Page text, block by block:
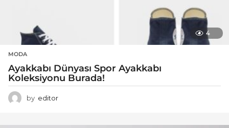
4
MODA
Ayakkabı Dünyası Spor Ayakkabı
Koleksiyonu Burada!
by editor